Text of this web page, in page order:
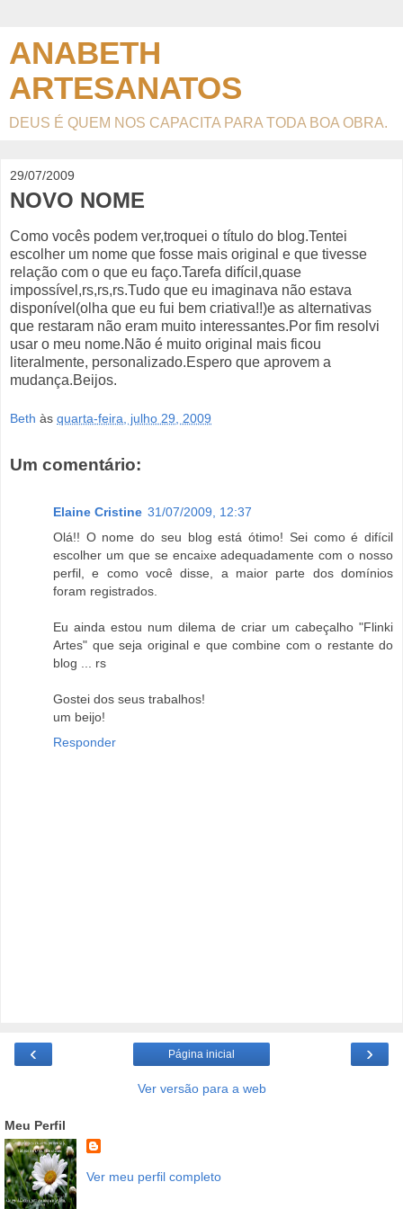
ANABETH
ARTESANATOS
DEUS É QUEM NOS CAPACITA PARA TODA BOA OBRA.
29/07/2009
NOVO NOME
Como vocês podem ver,troquei o título do blog.Tentei
escolher um nome que fosse mais original e que tivesse
relação com o que eu faço.Tarefa difícil,quase
impossível,rs,rs,rs.Tudo que eu imaginava não estava
disponível(olha que eu fui bem criativa!!)e as alternativas
que restaram não eram muito interessantes.Por fim resolvi
usar o meu nome.Não é muito original mais ficou
literalmente, personalizado.Espero que aprovem a
mudança.Beijos.
Beth às quarta-feira, julho 29, 2009
Um comentário:
Elaine Cristine 31/07/2009, 12:37
Olá!! O nome do seu blog está ótimo! Sei como é difícil
escolher um que se encaixe adequadamente com o nosso
perfil, e como você disse, a maior parte dos domínios
foram registrados.
Eu ainda estou num dilema de criar um cabeçalho "Flinki
Artes" que seja original e que combine com o restante do
blog ... rs
Gostei dos seus trabalhos!
um beijo!
Responder
‹ ›
Página inicial
Ver versão para a web
Meu Perfil
Ver meu perfil completo